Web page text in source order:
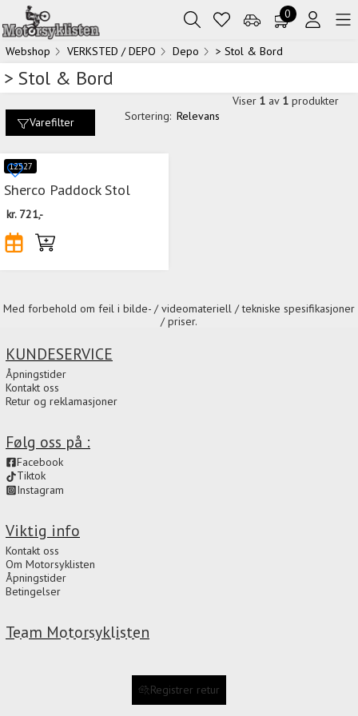
0
Webshop VERKSTED / DEPO Depo > Stol & Bord
> Stol & Bord
Varefilter Sortering: Relevans
Viser 1 av 1 produkter
12527
Sherco Paddock Stol
kr. 721,-
Med forbehold om feil i bilde- / videomateriell / tekniske spesifikasjoner
/ priser.
Team Motorsyklisten
Viktig info
Kontakt oss
Om Motorsyklisten
Åpningstider
Betingelser
Følg oss på :
Facebook
Tiktok
Instagram
KUNDESERVICE
Åpningstider
Kontakt oss
Retur og reklamasjoner
Registrer retur